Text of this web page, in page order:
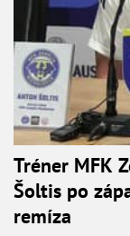
Tréner MFK
Šoltis po
remíza